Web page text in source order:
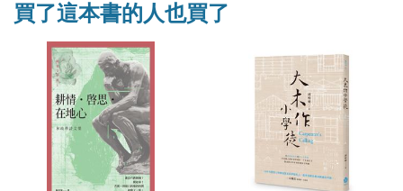
買了這本書的人也買了